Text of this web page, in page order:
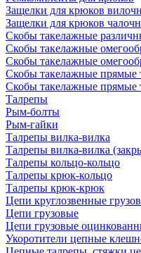
Защелки для крюков
Защелки для крюков
Скобы такелажные
Скобы такелажные
Скобы такелажные
Скобы такелажные прямые
Скобы такелажные прямые
Талрепы
Рым-болты
Рым-гайки
Талрепы вилка-вилка
Талрепы вилка-вилка
Талрепы кольцо-кольцо
Талрепы крюк-кольцо
Талрепы крюк-крюк
Цепи круглозвенные
Цепи грузовые
Цепи грузовые
Укоротители цепные